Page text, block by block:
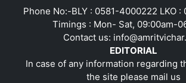
Phone No:-BLY : 0581-4000222 LKO :
Timings : Mon- Sat, 09:00am-
Contact us:
EDITORIAL
In case of any information regarding
the site please mail us